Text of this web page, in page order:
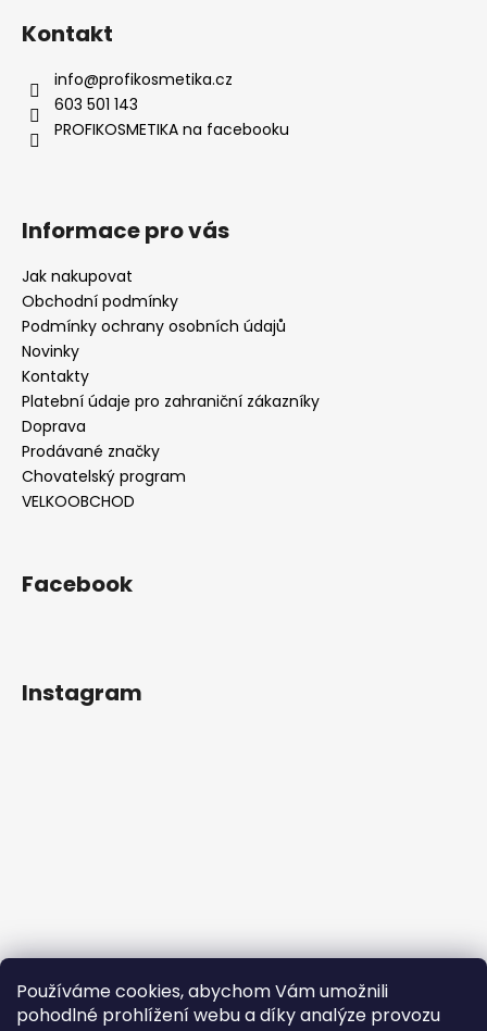
Používáme cookies, abychom Vám umožnili
pohodlné prohlížení webu a díky analýze provozu
Kontakt
info@profikosmetika.cz
603 501 143
PROFIKOSMETIKA na facebooku
Informace pro vás
Jak nakupovat
Obchodní podmínky
Podmínky ochrany osobních údajů
Novinky
Kontakty
Platební údaje pro zahraniční zákazníky
Doprava
Prodávané značky
Chovatelský program
VELKOOBCHOD
Facebook
Instagram